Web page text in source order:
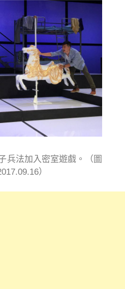
兵法加入密室遊戲。（圖
）